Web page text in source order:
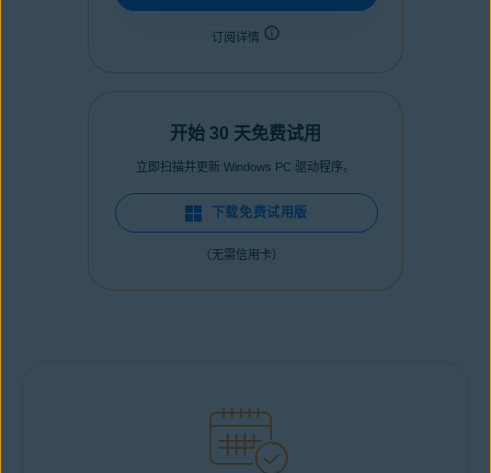
订阅详情
开始 30 天免费试用
立即扫描并更新 Windows PC 驱动程序。
下载免费试用版
（无需信用卡）